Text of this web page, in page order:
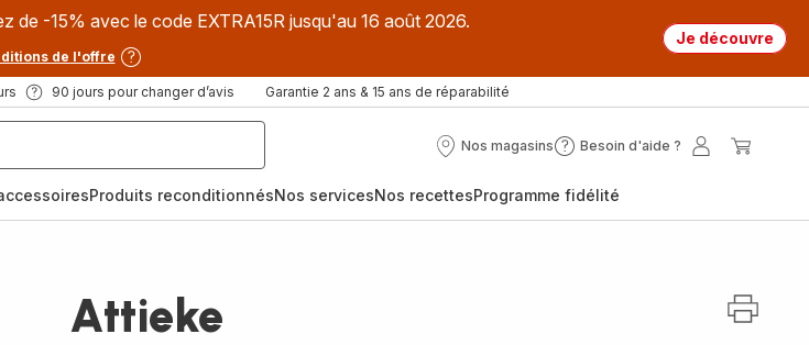
de -15% avec le code EXTRA15R jusqu'au 16 août 2026.
de l'offre
Je découvre
90 jours pour changer d’avis Garantie 2 ans & 15 ans de réparabilité
Nos magasins
Nos
Besoin d'aide ?
Besoin
?
Mon
Produits reconditionnésNos servicesNos recettesProgramme fidélité
Attieke